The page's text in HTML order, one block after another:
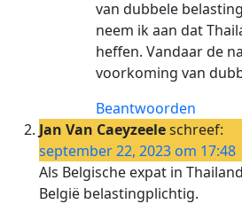
van dubbele
neem ik aan dat
heffen. Vandaar de
voorkoming van
Beantwoorden
Jan Van Caeyzeeleschreef:
september 22, 2023 om 17:48
Als Belgische expat in
België belastingplichtig.